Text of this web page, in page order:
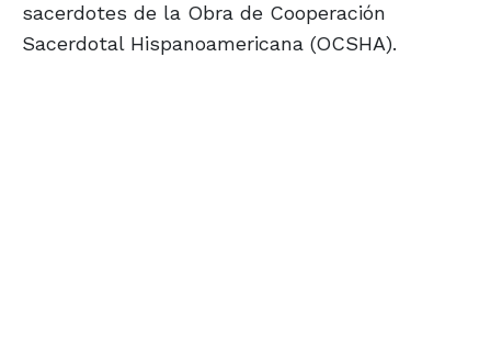
sacerdotes de la Obra de Cooperación
Sacerdotal Hispanoamericana (OCSHA).